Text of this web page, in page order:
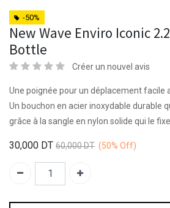
-50%
New Wave Enviro Iconic
Bottle
Créer un nouvel avis
Une poignée pour un déplacement facile
Un bouchon en acier inoxydable durable
grâce à la sangle en nylon solide qui le
30,000 DT 60,000DT (50% Off)